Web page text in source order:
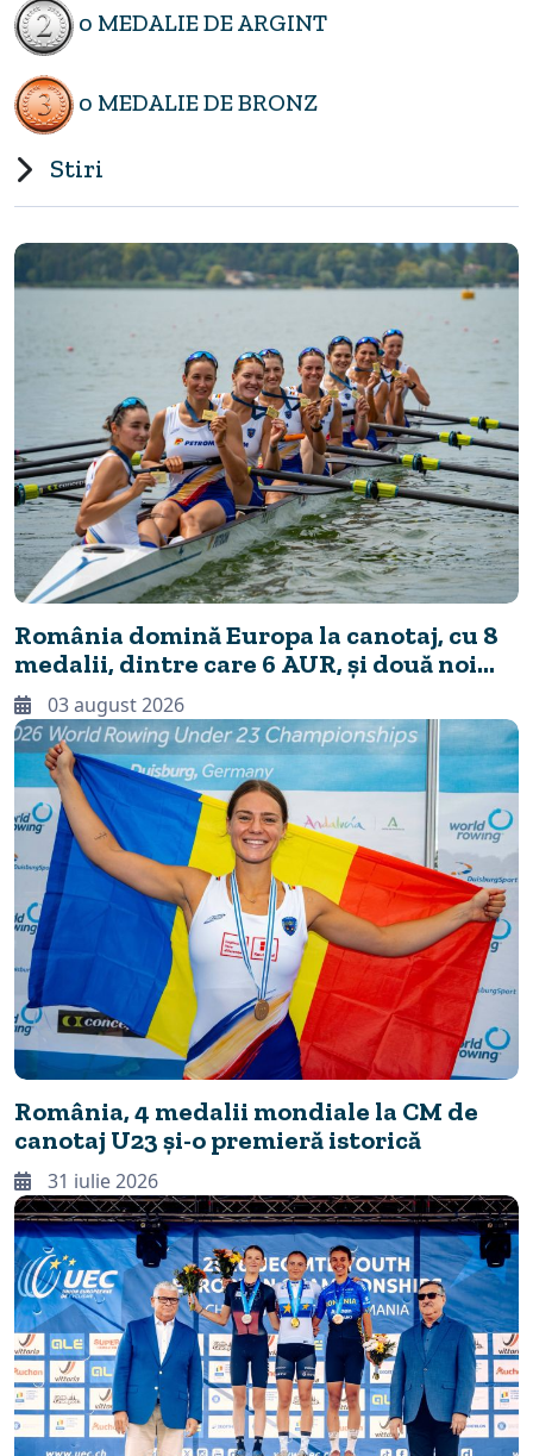
0 MEDALIE DE ARGINT
0 MEDALIE DE BRONZ
Stiri
România domină Europa la canotaj, cu 8
medalii, dintre care 6 AUR, și două noi
recorduri continentale
03 august 2026
România, 4 medalii mondiale la CM de
canotaj U23 și-o premieră istorică
31 iulie 2026